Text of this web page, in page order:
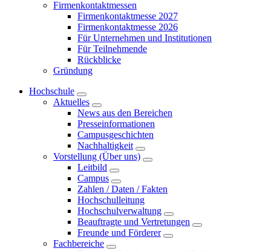
Firmenkontaktmessen
Firmenkontaktmesse 2027
Firmenkontaktmesse 2026
Für Unternehmen und Institutionen
Für Teilnehmende
Rückblicke
Gründung
Hochschule
Aktuelles
News aus den Bereichen
Presseinformationen
Campusgeschichten
Nachhaltigkeit
Vorstellung (Über uns)
Leitbild
Campus
Zahlen / Daten / Fakten
Hochschulleitung
Hochschulverwaltung
Beauftragte und Vertretungen
Freunde und Förderer
Fachbereiche